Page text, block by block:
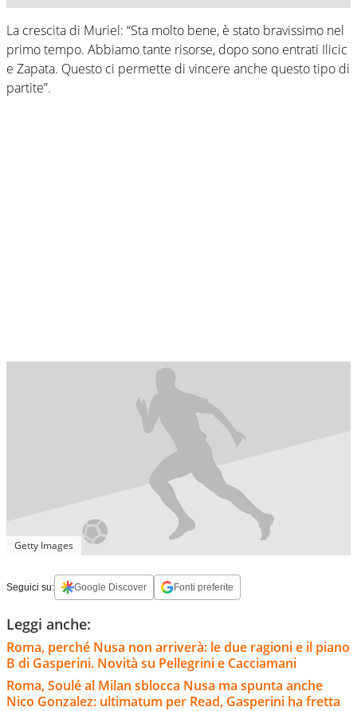
La crescita di Muriel: “Sta molto bene, è stato bravissimo nel
primo tempo. Abbiamo tante risorse, dopo sono entrati Ilicic
e Zapata. Questo ci permette di vincere anche questo tipo di
partite”.
Getty Images
Seguici su: Google Discover Fonti preferite
Leggi anche:
Roma, perché Nusa non arriverà: le due ragioni e il piano
B di Gasperini. Novità su Pellegrini e Cacciamani
Roma, Soulé al Milan sblocca Nusa ma spunta anche
Nico Gonzalez: ultimatum per Read, Gasperini ha fretta